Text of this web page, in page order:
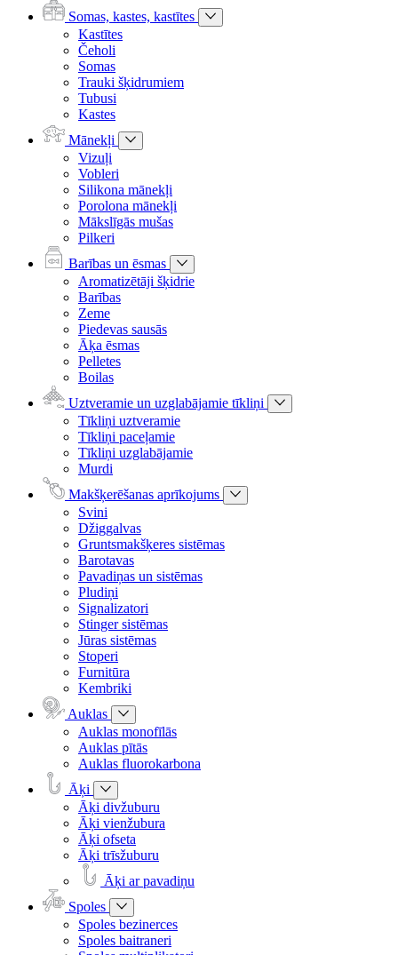
Somas, kastes, kastītes
Kastītes
Čeholi
Somas
Trauki šķidrumiem
Tubusi
Kastes
Mānekļi
Vizuļi
Vobleri
Silikona mānekļi
Porolona mānekļi
Mākslīgās mušas
Pilkeri
Barības un ēsmas
Aromatizētāji šķidrie
Barības
Zeme
Piedevas sausās
Āķa ēsmas
Pelletes
Boilas
Uztveramie un uzglabājamie tīkliņi
Tīkliņi uztveramie
Tīkliņi paceļamie
Tīkliņi uzglabājamie
Murdi
Makšķerēšanas aprīkojums
Svini
Džiggalvas
Gruntsmakšķeres sistēmas
Barotavas
Pavadiņas un sistēmas
Pludiņi
Signalizatori
Stinger sistēmas
Jūras sistēmas
Stoperi
Furnitūra
Kembriki
Auklas
Auklas monofīlās
Auklas pītās
Auklas fluorokarbona
Āķi
Āķi divžuburu
Āķi vienžubura
Āķi ofseta
Āķi trīsžuburu
Āķi ar pavadiņu
Spoles
Spoles bezinerces
Spoles baitraneri